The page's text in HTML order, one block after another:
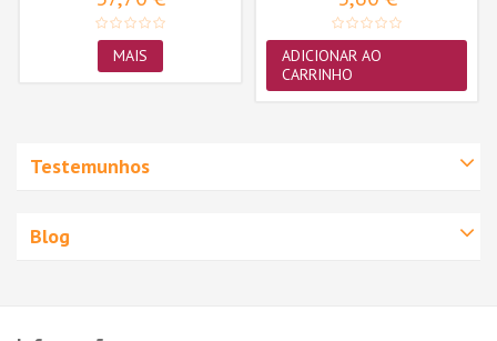
MAIS
ADICIONAR AO
CARRINHO
Testemunhos
Blog